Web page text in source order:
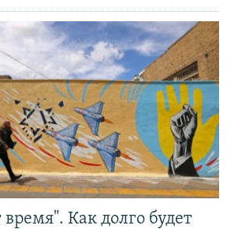
Как долго будет